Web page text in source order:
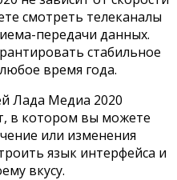
смотреть телеканалы
передачи данных.
стабильное
время года.
Лада Медиа 2020
в котором вы можете
или изменения
язык интерфейса и
вкусу.